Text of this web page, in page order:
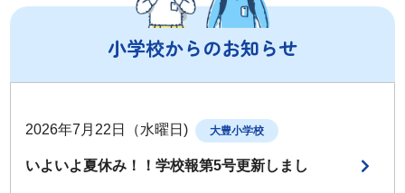
小学校からのお知らせ
2026年7月22日（水曜日) 大豊小学校
いよいよ夏休み！！学校報第5号更新しまし